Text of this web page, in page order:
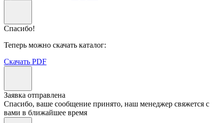
Спасибо!
Теперь можно скачать каталог:
Скачать PDF
Заявка отправлена
Спасибо, ваше сообщение принято, наш менеджер свяжется с
вами в ближайшее время